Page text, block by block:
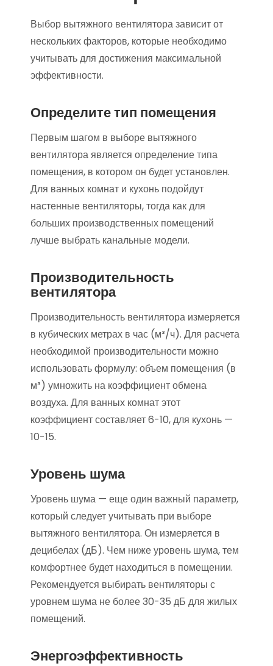
Выбор вытяжного вентилятора зависит от
нескольких факторов, которые необходимо
учитывать для достижения максимальной
эффективности.
Определите тип помещения
Первым шагом в выборе вытяжного
вентилятора является определение типа
помещения, в котором он будет установлен.
Для ванных комнат и кухонь подойдут
настенные вентиляторы, тогда как для
больших производственных помещений
лучше выбрать канальные модели.
Производительность
вентилятора
Производительность вентилятора измеряется
в кубических метрах в час (м³/ч). Для расчета
необходимой производительности можно
использовать формулу: объем помещения (в
м³) умножить на коэффициент обмена
воздуха. Для ванных комнат этот
коэффициент составляет 6-10, для кухонь —
10-15.
Уровень шума
Уровень шума — еще один важный параметр,
который следует учитывать при выборе
вытяжного вентилятора. Он измеряется в
децибелах (дБ). Чем ниже уровень шума, тем
комфортнее будет находиться в помещении.
Рекомендуется выбирать вентиляторы с
уровнем шума не более 30-35 дБ для жилых
помещений.
Энергоэффективность